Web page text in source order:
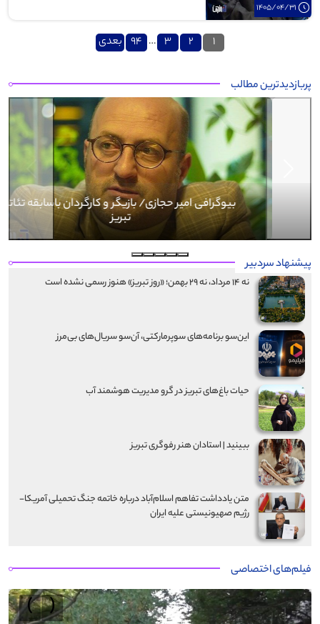
1405/04/31
صفحه‌بندی
نوشته‌ها
1
2
3
…
94 بعدی
پربازدیدترین مطالب
بیوگرافی کرار نماری
Previous
Next
پیشنهاد سردبیر
نه ۱۴ مرداد، نه ۲۹ بهمن؛ «روز تبریز» هنوز رسمی نشده است
این‌سو برنامه‌های سوپرمارکتی، آن‌سو سریال‌های بی‌مرز
حیات باغ‌های تبریز در گرو مدیریت هوشمند آب
ببینید | استادان هنر رفوگری تبریز
متن یادداشت تفاهم اسلام‌آباد درباره خاتمه جنگ تحمیلی آمریکا-
رژیم صهیونیستی علیه ایران
فیلم‌های اختصاصی
‹
›